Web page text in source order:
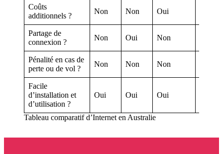
Coûts
additionnels ?
Non Non Oui
Partage de
connexion ?
Non Oui Non
Pénalité en cas de
perte ou de vol ?
Non Non Non
Facile
d’installation et
d’utilisation ?
Oui Oui Oui
Tableau comparatif d’Internet en Australie